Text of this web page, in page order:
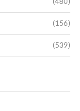
(156)
(539)